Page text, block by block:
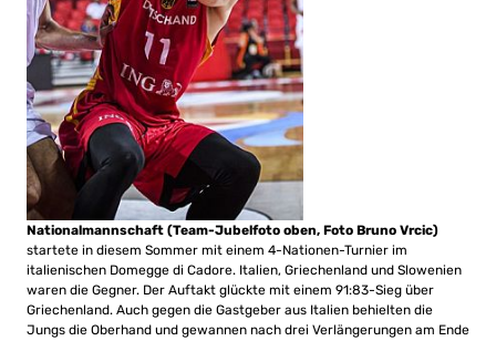
Nationalmannschaft (Team-Jubelfoto oben, Foto Bruno Vrcic)
startete in diesem Sommer mit einem 4-Nationen-Turnier im
italienischen Domegge di Cadore. Italien, Griechenland und Slowenien
waren die Gegner. Der Auftakt glückte mit einem 91:83-Sieg über
Griechenland. Auch gegen die Gastgeber aus Italien behielten die
Jungs die Oberhand und gewannen nach drei Verlängerungen am Ende